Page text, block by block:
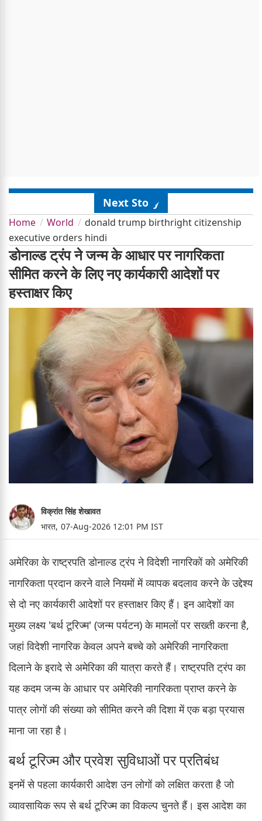
Next Story
Home World
donald trump birthright citizenship
executive orders hindi
डोनाल्ड ट्रंप ने जन्म के आधार पर नागरिकता
सीमित करने के लिए नए कार्यकारी आदेशों पर
हस्ताक्षर किए
विक्रांत सिंह शेखावत
भारत, 07-Aug-2026 12:01 PM IST
अमेरिका के राष्ट्रपति डोनाल्ड ट्रंप ने विदेशी नागरिकों को अमेरिकी
नागरिकता प्रदान करने वाले नियमों में व्यापक बदलाव करने के उद्देश्य
से दो नए कार्यकारी आदेशों पर हस्ताक्षर किए हैं। इन आदेशों का
मुख्य लक्ष्य 'बर्थ टूरिज्म' (जन्म पर्यटन) के मामलों पर सख्ती करना है,
जहां विदेशी नागरिक केवल अपने बच्चे को अमेरिकी नागरिकता
दिलाने के इरादे से अमेरिका की यात्रा करते हैं। राष्ट्रपति ट्रंप का
यह कदम जन्म के आधार पर अमेरिकी नागरिकता प्राप्त करने के
पात्र लोगों की संख्या को सीमित करने की दिशा में एक बड़ा प्रयास
माना जा रहा है।
बर्थ टूरिज्म और प्रवेश सुविधाओं पर प्रतिबंध
इनमें से पहला कार्यकारी आदेश उन लोगों को लक्षित करता है जो
व्यावसायिक रूप से बर्थ टूरिज्म का विकल्प चुनते हैं। इस आदेश का